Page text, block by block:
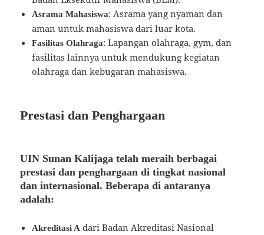
Asrama Mahasiswa: Asrama yang nyaman dan
aman untuk mahasiswa dari luar kota.
Fasilitas Olahraga: Lapangan olahraga, gym, dan
fasilitas lainnya untuk mendukung kegiatan
olahraga dan kebugaran mahasiswa.
Prestasi dan Penghargaan
UIN Sunan Kalijaga telah meraih berbagai
prestasi dan penghargaan di tingkat nasional
dan internasional. Beberapa di antaranya
adalah:
Akreditasi A dari Badan Akreditasi Nasional